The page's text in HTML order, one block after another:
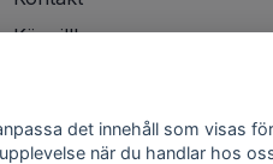
Köpvillkor
det innehåll som visas
när du handlar hos